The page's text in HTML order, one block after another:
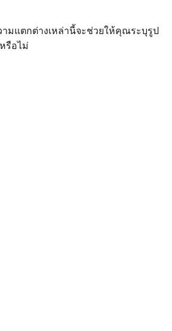
แตกต่างเหล่านี้จะช่วยให้คุณระบุรูป
รือไม่